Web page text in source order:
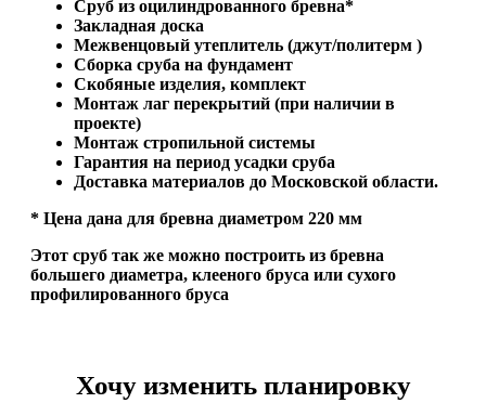
Сруб из оцилиндрованного бревна*
Закладная доска
Межвенцовый утеплитель (джут/политерм )
Сборка сруба на фундамент
Скобяные изделия, комплект
Монтаж лаг перекрытий (при наличии в
проекте)
Монтаж стропильной системы
Гарантия на период усадки сруба
Доставка материалов до Московской области.
* Цена дана для бревна диаметром 220 мм
Этот сруб так же можно построить из бревна
большего диаметра, клееного бруса или сухого
профилированного бруса
Хочу изменить планировку